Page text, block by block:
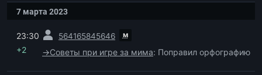
7 марта 2023
23:30 564165845646 м
+2 →Советы при игре за мима: Поправил орфографию